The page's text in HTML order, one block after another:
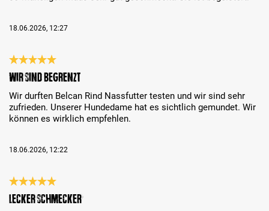
18.06.2026, 12:27
Review with rating of 5 out of 5 stars
Wir sind begrenzt
Wir durften Belcan Rind Nassfutter testen und wir sind sehr
zufrieden. Unserer Hundedame hat es sichtlich gemundet. Wir
können es wirklich empfehlen.
18.06.2026, 12:22
Review with rating of 5 out of 5 stars
Lecker schmecker